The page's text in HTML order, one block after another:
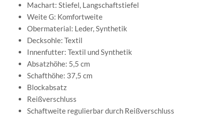
Machart: Stiefel, Langschaftstiefel
Weite G: Komfortweite
Obermaterial: Leder, Synthetik
Decksohle: Textil
Innenfutter: Textil und Synthetik
Absatzhöhe: 5,5 cm
Schafthöhe: 37,5 cm
Blockabsatz
Reißverschluss
Schaftweite regulierbar durch Reißverschluss